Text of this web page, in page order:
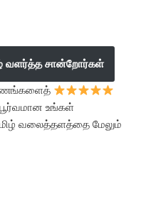
வளர்த்த சான்றோர்கள்
உங்கள்
வலைத்தளத்தை மேலும்